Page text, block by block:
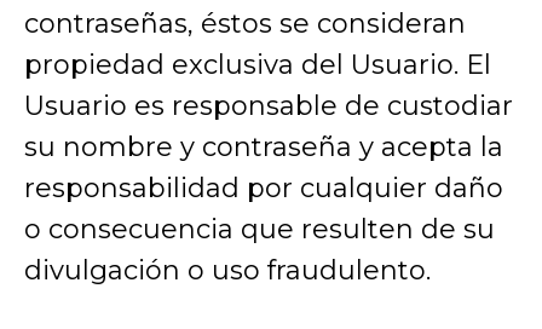
contraseñas, éstos se consideran
propiedad exclusiva del Usuario. El
Usuario es responsable de custodiar
su nombre y contraseña y acepta la
responsabilidad por cualquier daño
o consecuencia que resulten de su
divulgación o uso fraudulento.